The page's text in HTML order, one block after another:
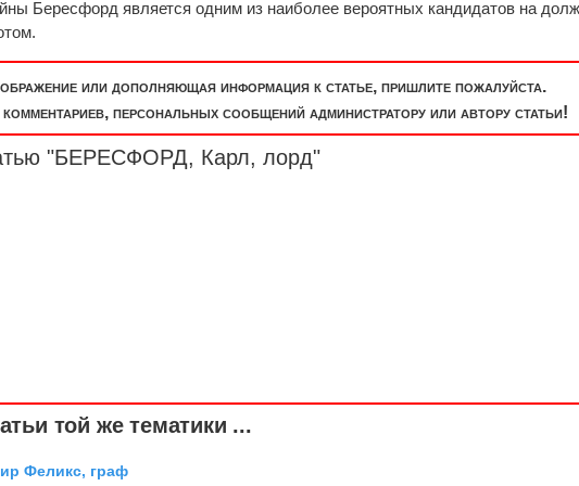
Бересфорд является одним из наиболее вероятных кандидатов на
или дополняющая информация к статье, пришлите пожалуйста.
персональных сообщений администратору или автору статьи!
"БЕРЕСФОРД, Карл, лорд"
той же тематики ...
Феликс, граф